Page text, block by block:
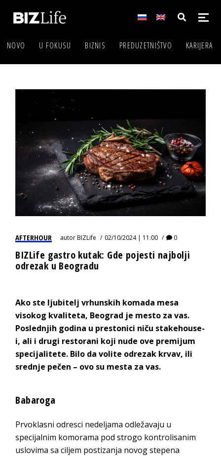
NOVO U FOKUSU BIZNIS PREDUZETNIŠTVO KARIJERA
AFTERHOUR autorBIZLife 02/10/2024 | 11:00 0
BIZLife gastro kutak: Gde pojesti najbolji
odrezak u Beogradu
Ako ste ljubitelj vrhunskih komada mesa
visokog kvaliteta, Beograd je mesto za vas.
Poslednjih godina u prestonici niču stakehouse-
i, ali i drugi restorani koji nude ove premijum
specijalitete. Bilo da volite odrezak krvav, ili
srednje pečen – ovo su mesta za vas.
Babaroga
Prvoklasni odresci nedeljama odležavaju u
specijalnim komorama pod strogo kontrolisanim
uslovima sa ciljem postizanja novog stepena